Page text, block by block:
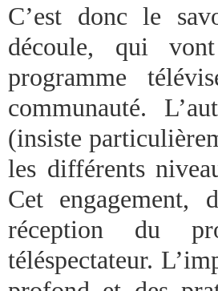
C’est donc le
découle, qui
programme
communauté.
(insiste
les différents
Cet
réception du
téléspectateur.